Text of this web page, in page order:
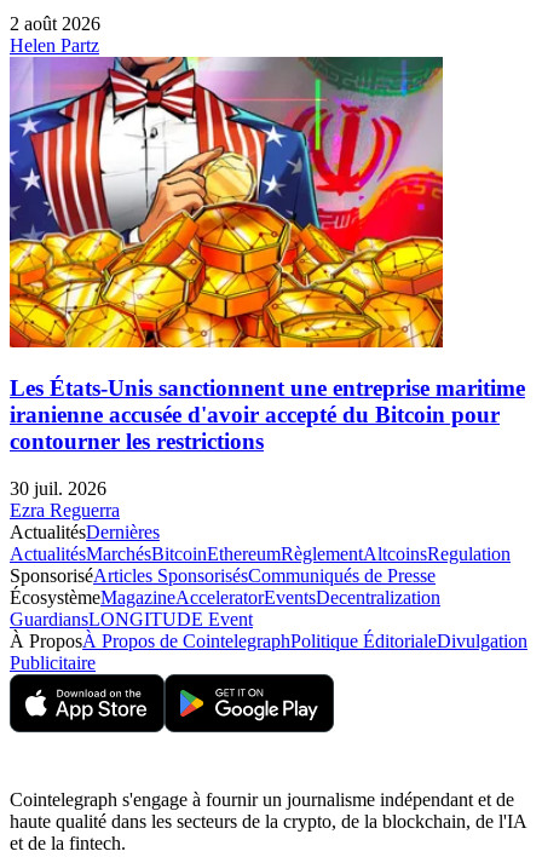
2 août 2026
Helen Partz
Les États-Unis sanctionnent une entreprise maritime
iranienne accusée d'avoir accepté du Bitcoin pour
contourner les restrictions
30 juil. 2026
Ezra Reguerra
ActualitésDernières
ActualitésMarchésBitcoinEthereumRèglementAltcoinsRegulation
SponsoriséArticles SponsorisésCommuniqués de Presse
ÉcosystèmeMagazineAcceleratorEventsDecentralization
GuardiansLONGITUDE Event
À ProposÀ Propos de CointelegraphPolitique ÉditorialeDivulgation
Publicitaire
Cointelegraph s'engage à fournir un journalisme indépendant et de
haute qualité dans les secteurs de la crypto, de la blockchain, de l'IA
et de la fintech.